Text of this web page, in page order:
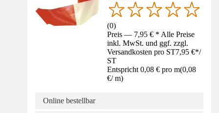
(0)
Preis — 7,95 € * Alle Preise
inkl. MwSt. und ggf. zzgl.
Versandkosten pro ST7,95 €*/
ST
Entspricht 0,08 € pro m(0,08
€/ m)
Online bestellbar